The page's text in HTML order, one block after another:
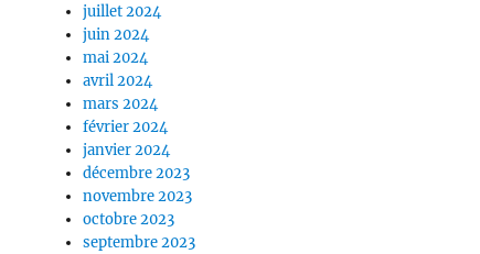
juillet 2024
juin 2024
mai 2024
avril 2024
mars 2024
février 2024
janvier 2024
décembre 2023
novembre 2023
octobre 2023
septembre 2023